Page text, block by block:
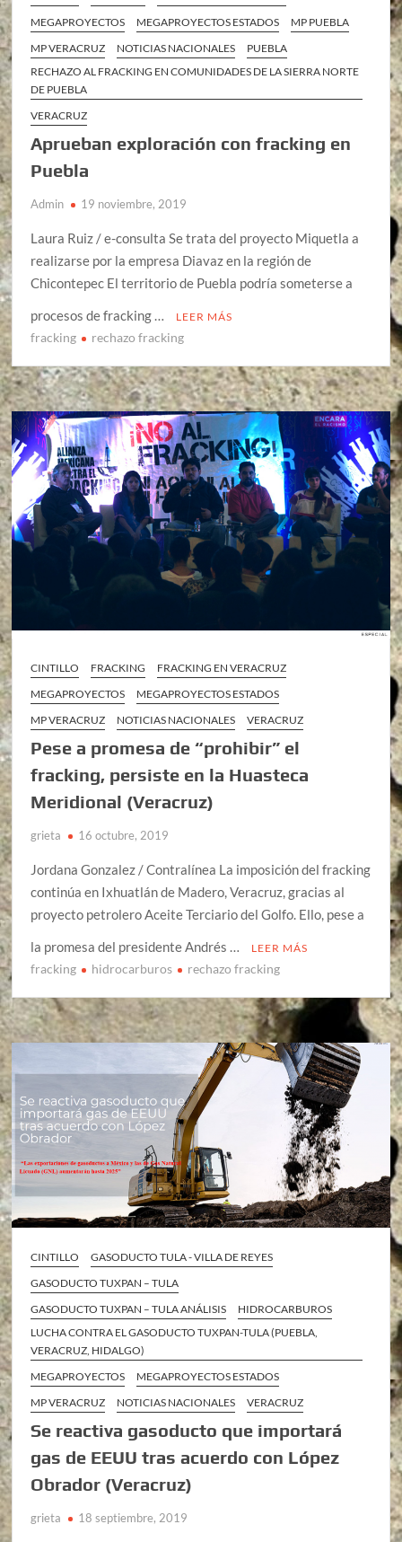
MEGAPROYECTOS
MEGAPROYECTOS ESTADOS
MP PUEBLA
MP VERACRUZ
NOTICIAS NACIONALES
PUEBLA
RECHAZO AL FRACKING EN COMUNIDADES DE LA SIERRA NORTE
DE PUEBLA
VERACRUZ
Aprueban exploración con fracking en
Puebla
Admin 19 noviembre, 2019
Laura Ruiz / e-consulta Se trata del proyecto Miquetla a
realizarse por la empresa Diavaz en la región de
Chicontepec El territorio de Puebla podría someterse a
procesos de fracking …
LEER MÁS
fracking rechazo fracking
CINTILLO FRACKING
FRACKING EN VERACRUZ
MEGAPROYECTOS
MEGAPROYECTOS ESTADOS
MP VERACRUZ
NOTICIAS NACIONALES VERACRUZ
Pese a promesa de “prohibir” el
fracking, persiste en la Huasteca
Meridional (Veracruz)
grieta 16 octubre, 2019
Jordana Gonzalez / Contralínea La imposición del fracking
continúa en Ixhuatlán de Madero, Veracruz, gracias al
proyecto petrolero Aceite Terciario del Golfo. Ello, pese a
la promesa del presidente Andrés …
LEER MÁS
fracking hidrocarburos rechazo fracking
CINTILLO
GASODUCTO TULA - VILLA DE REYES
GASODUCTO TUXPAN – TULA
GASODUCTO TUXPAN – TULA ANÁLISIS
HIDROCARBUROS
LUCHA CONTRA EL GASODUCTO TUXPAN-TULA (PUEBLA,
VERACRUZ, HIDALGO)
MEGAPROYECTOS
MEGAPROYECTOS ESTADOS
MP VERACRUZ
NOTICIAS NACIONALES VERACRUZ
Se reactiva gasoducto que importará
gas de EEUU tras acuerdo con López
Obrador (Veracruz)
grieta 18 septiembre, 2019